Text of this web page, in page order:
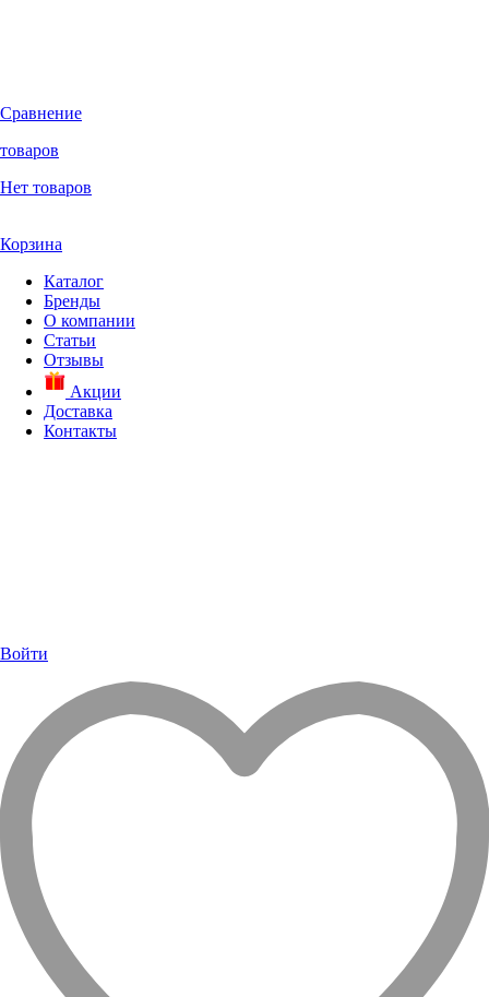
Сравнение
товаров
Нет товаров
Корзина
Каталог
Бренды
О компании
Статьи
Отзывы
Акции
Доставка
Контакты
Войти